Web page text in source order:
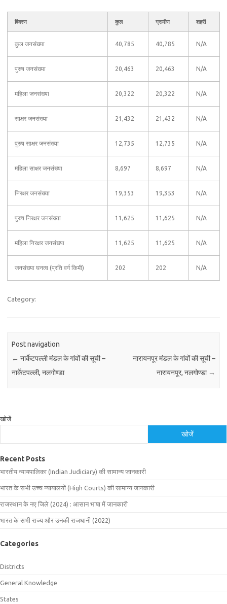
विवरण कुल ग्रामीण शहरी
कुल जनसंख्या 40,785 40,785 N/A
पुरुष जनसंख्या 20,463 20,463 N/A
महिला जनसंख्या 20,322 20,322 N/A
साक्षर जनसंख्या 21,432 21,432 N/A
पुरुष साक्षर जनसंख्या 12,735 12,735 N/A
महिला साक्षर जनसंख्या 8,697 8,697 N/A
निरक्षर जनसंख्या 19,353 19,353 N/A
पुरुष निरक्षर जनसंख्या 11,625 11,625 N/A
महिला निरक्षर जनसंख्या 11,625 11,625 N/A
जनसंख्या घनत्व (प्रति वर्ग किमी) 202 202 N/A
Category:
Post navigation
← नार्केटपल्ली मंडल के गांवों की सूची –
नार्केटपल्ली, नलगोण्डा
नारायनपूर मंडल के गांवों की सूची –
नारायनपूर, नलगोण्डा →
खोजें
खोजें
Recent Posts
भारतीय न्यायपालिका (Indian Judiciary) की सामान्य जानकारी
भारत के सभी उच्च न्यायालयों (High Courts) की सामान्य जानकारी
राजस्थान के नए जिले (2024) : आसान भाषा में जानकारी
भारत के सभी राज्य और उनकी राजधानी (2022)
Categories
Districts
General Knowledge
States